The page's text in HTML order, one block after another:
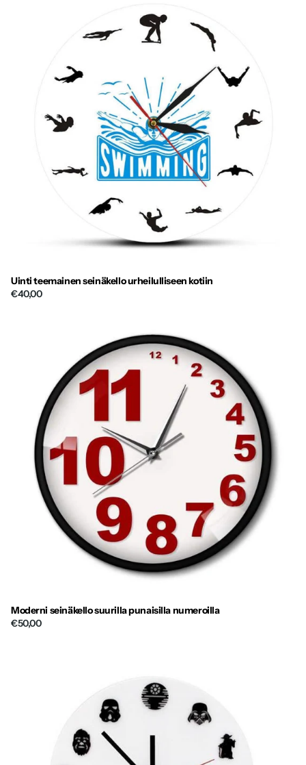
Uinti teemainen seinäkello urheilulliseen kotiin
€40,00
Moderni seinäkello suurilla punaisilla numeroilla
€50,00